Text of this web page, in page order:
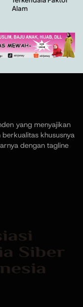
Alam
yang menyajikan
khususnya
dengan tagline